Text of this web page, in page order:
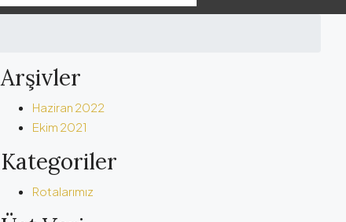
Arşivler
Haziran 2022
Ekim 2021
Kategoriler
Rotalarımız